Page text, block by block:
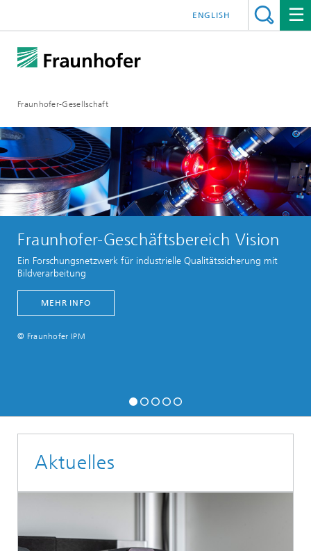
Fraunhofer-Gesellschaft
ENGLISH
Fraunhofer-Geschäftsbereich Vision
Ein Forschungsnetzwerk für industrielle Qualitätssicherung mit
Bildverarbeitung
MEHR INFO
© Fraunhofer IPM
Aktuelles